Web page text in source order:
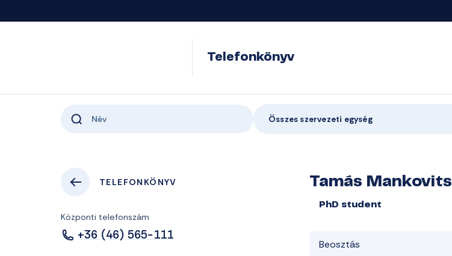
Telefonkönyv
Összes szervezeti egység
TELEFONKÖNYV
Központi telefonszám
+36 (46) 565-111
Tamás Mankovits
PhD student
Beosztás